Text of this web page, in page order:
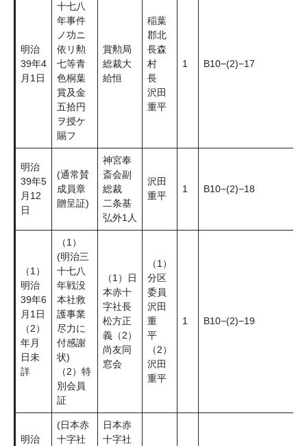
明治
39年4
月1日
十七八
年事件
ノ功ニ
依リ勲
七等青
色桐葉
賞及金
五拾円
ヲ授ケ
賜フ
賞勲局
総裁大
給恒
稲葉
郡北
長森
村
長
沢田
重平
1 B10−(2)−17
明治
39年5
月12
日
(通常賛
成員章
贈呈証)
神宮奉
斎会副
総裁
二条基
弘外1人
沢田
重平
1 B10−(2)−18
（1）
明治
39年6
月1日
（2）
年月
日未
詳
（1）
(明治三
十七八
年戦没
本社救
護事業
尽力に
付感謝
状)
（2）特
別会員
証
（1）日
本赤十
字社長
松方正
義（2）
尚友同
窓会
（1）
分区
委員
沢田
重
平
（2）
沢田
重平
1 B10−(2)−19
明治
(日本赤
十字社
日本赤
十字社